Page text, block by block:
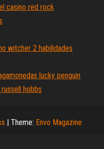
casino red rock
witcher 2 habilidades
lucky penguin
hobbs
| Theme: Envo Magazine